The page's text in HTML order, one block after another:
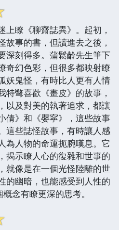
上瞭《聊齋誌異》。起初，
故事的書，但讀進去之後，
深刻得多。蒲鬆齡先生筆下
奇幻色彩，但很多都映射瞭
妖鬼怪，有時比人更有人情
特彆喜歡《畫皮》的故事，
以及對美的執著追求，都讓
倩》和《嬰寜》，這些故事
這些誌怪故事，有時讓人感
為人物的命運扼腕嘆息。它
揭示瞭人心的復雜和世事的
就像是在一個光怪陸離的世
的幽暗，也能感受到人性的
念有瞭更深的思考。